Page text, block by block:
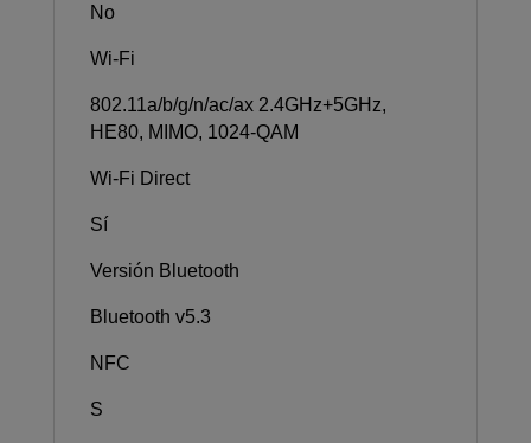
No
Wi-Fi
802.11a/b/g/n/ac/ax 2.4GHz+5GHz,
HE80, MIMO, 1024-QAM
Wi-Fi Direct
Sí
Versión Bluetooth
Bluetooth v5.3
NFC
S